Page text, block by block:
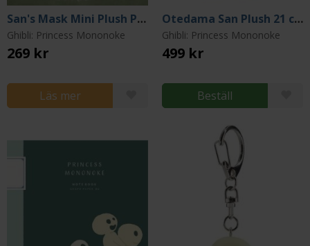
San's Mask Mini Plush Purse
Ghibli: Princess Mononoke
269 kr
Läs mer
Otedama San Plush 21 cm
Ghibli: Princess Mononoke
499 kr
Beställ